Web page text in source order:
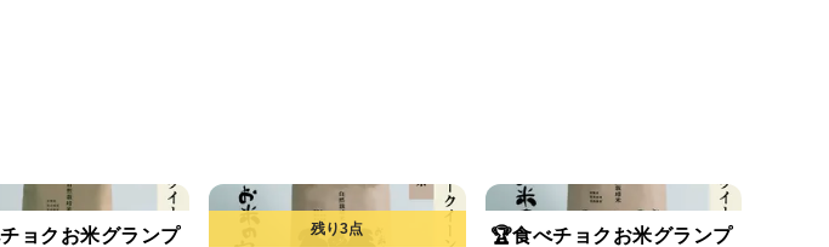
ョクお米グランプ
🏆食べチョクお米グランプ